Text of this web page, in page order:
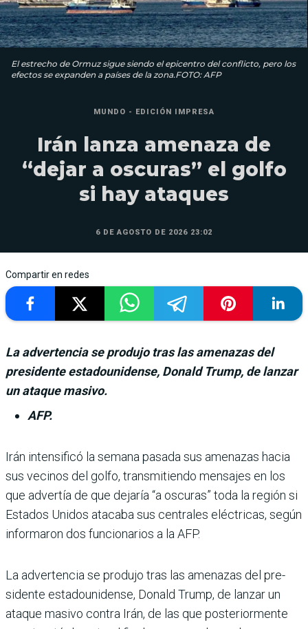
El estrecho de Ormuz sigue siendo el epicentro del conflicto, pero los
efectos se expanden a países de la zona.FOTO: AFP
MUNDO - EDICIÓN IMPRESA
Irán lanza amenaza de
“dejar a oscuras” el golfo
si hay ataques
6 DE AGOSTO DE 2026 23:02
Compartir en redes
La advertencia se produjo tras las amenazas del
presidente estadounidense, Donald Trump, de lanzar
un ataque masivo.
AFP.
Irán intensificó la semana pasada sus amenazas hacia
sus vecinos del golfo, transmitiendo mensa­jes en los
que advertía de que dejaría “a oscuras” toda la región si
Estados Unidos ata­caba sus centrales eléctricas, según
informaron dos funcio­narios a la AFP.
La advertencia se produjo tras las amenazas del pre­
sidente estadounidense, Donald Trump, de lanzar un
ataque masivo contra Irán, de las que posteriormente